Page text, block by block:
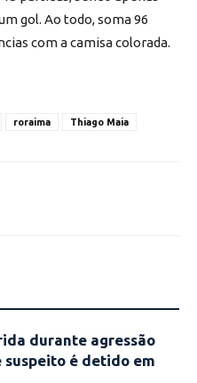
gol. Ao todo, soma 96
com a camisa colorada.
roraima Thiago Maia
durante agressão
suspeito é detido em